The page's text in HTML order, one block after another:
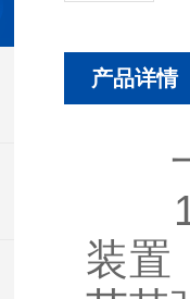
产品详情
一
1.
装置